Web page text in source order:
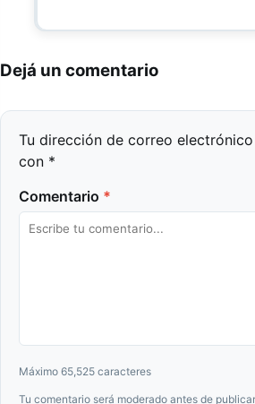
Dejá un comentario
Tu dirección de correo
con *
Comentario *
Máximo 65,525 caracteres
Tu comentario será moderado antes de